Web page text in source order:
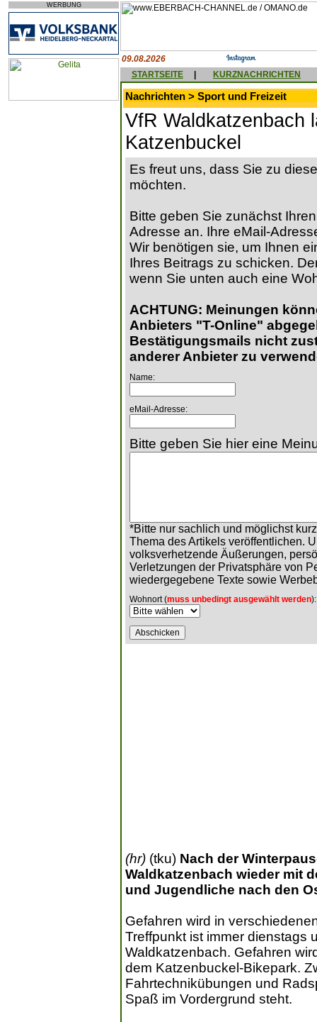
WERBUNG
09.08.2026
STARTSEITE
KURZNACHRICHTEN
Nachrichten > Sport und Freizeit
VfR Waldkatzenbach
Katzenbuckel
Es freut uns, dass Sie zu
möchten.
Bitte geben Sie zunächst
Adresse an. Ihre eMail-
Wir benötigen sie, um Ihnen
Ihres Beitrags zu schicken.
wenn Sie unten auch eine
ACHTUNG: Meinungen
Anbieters "T-Online"
Bestätigungsmails nicht
anderer Anbieter zu
Name:
eMail-Adresse:
Bitte geben Sie hier eine
*Bitte nur sachlich und möglichst
Thema des Artikels veröffentlichen.
volksverhetzende Äußerungen,
Verletzungen der Privatsphäre von
wiedergegebene Texte sowie
Wohnort (muss unbedingt ausgewählt werden):
(hr) (tku) Nach der
Waldkatzenbach wieder mit
und Jugendliche nach den
Gefahren wird in
Treffpunkt ist immer dienstags
Waldkatzenbach. Gefahren
dem Katzenbuckel-Bikepark.
Fahrtechnikübungen und
Spaß im Vordergrund steht.